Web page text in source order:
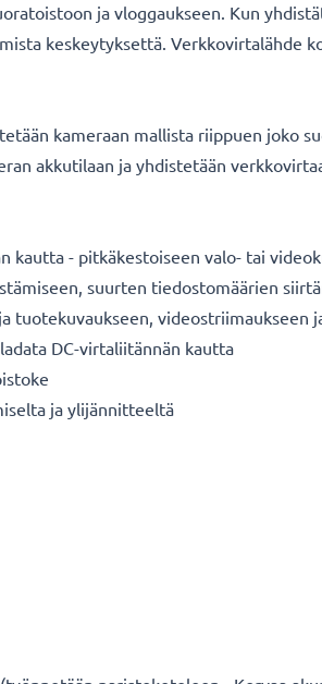
ja vloggaukseen. Kun
keskeytyksettä. Verkkovirtalähde
kameraan mallista riippuen joko
akkutilaan ja yhdistetään
- pitkäkestoiseen valo- tai
suurten tiedostomäärien
tuotekuvaukseen, videostriimaukseen
DC-virtaliitännän kautta
ja ylijännitteeltä